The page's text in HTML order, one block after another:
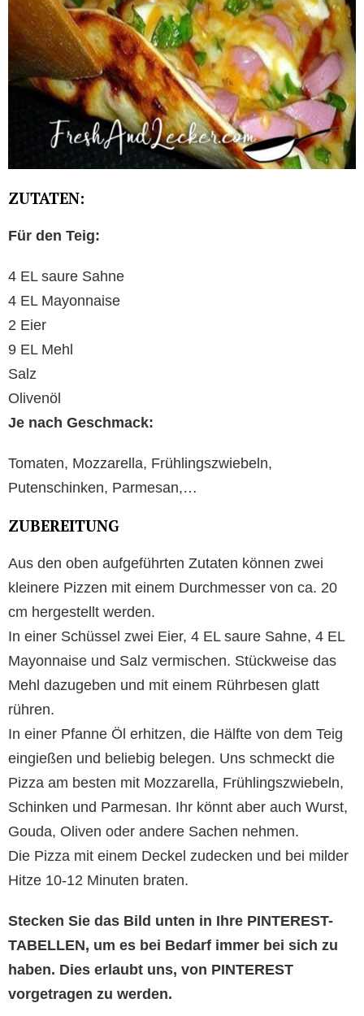
ZUTATEN:
Für den Teig:
4 EL saure Sahne
4 EL Mayonnaise
2 Eier
9 EL Mehl
Salz
Olivenöl
Je nach Geschmack:
Tomaten, Mozzarella, Frühlingszwiebeln,
Putenschinken, Parmesan,…
ZUBEREITUNG
Aus den oben aufgeführten Zutaten können zwei
kleinere Pizzen mit einem Durchmesser von ca. 20
cm hergestellt werden.
In einer Schüssel zwei Eier, 4 EL saure Sahne, 4 EL
Mayonnaise und Salz vermischen. Stückweise das
Mehl dazugeben und mit einem Rührbesen glatt
rühren.
In einer Pfanne Öl erhitzen, die Hälfte von dem Teig
eingießen und beliebig belegen. Uns schmeckt die
Pizza am besten mit Mozzarella, Frühlingszwiebeln,
Schinken und Parmesan. Ihr könnt aber auch Wurst,
Gouda, Oliven oder andere Sachen nehmen.
Die Pizza mit einem Deckel zudecken und bei milder
Hitze 10-12 Minuten braten.
Stecken Sie das Bild unten in Ihre PINTEREST-
TABELLEN, um es bei Bedarf immer bei sich zu
haben. Dies erlaubt uns, von PINTEREST
vorgetragen zu werden.